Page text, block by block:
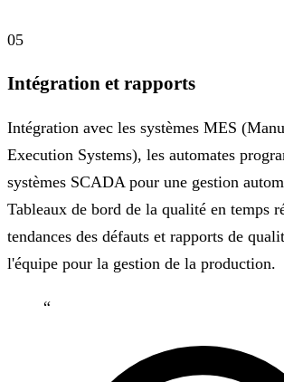
05
Intégration et rapports
Intégration avec les systèmes MES
Execution Systems), les automates
systèmes SCADA pour une gestion
Tableaux de bord de la qualité en temps
tendances des défauts et rapports de
l'équipe pour la gestion de la production.
“